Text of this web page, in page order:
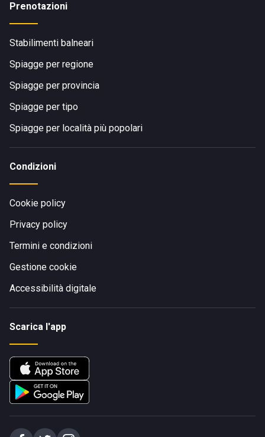
Prenotazioni
Stabilimenti balneari
Spiagge per regione
Spiagge per provincia
Spiagge per tipo
Spiagge per località più popolari
Condizioni
Cookie policy
Privacy policy
Termini e condizioni
Gestione cookie
Accessibilità digitale
Scarica l'app